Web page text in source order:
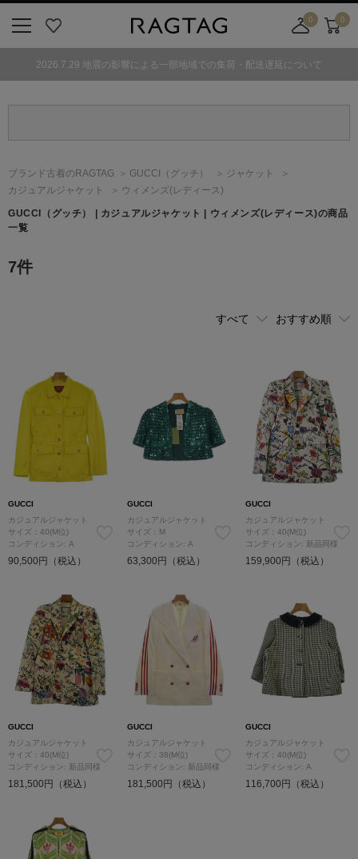
気
0
舗
カ
0
2026.7.29 地震の影響による一部地域での集荷・配送遅延について
ブランド古着のRAGTAG GUCCI （グッチ）
ジャケット
カジュアルジャケット
ウィメンズ(レディース)
GUCCI （グッチ）
| カジュアルジャケット | ウィメンズ(レディース)の商品
一覧
7件
GUCCI
カジュアルジャケット
サイズ：40(M位)
コンディション: A
90,500円（税込）
GUCCI
カジュアルジャケット
サイズ：M
コンディション: A
63,300円（税込）
GUCCI
カジュアルジャケット
サイズ：40(M位)
コンディション: 新品同様
159,900円（税込）
GUCCI
カジュアルジャケット
サイズ：40(M位)
コンディション: 新品同様
181,500円（税込）
GUCCI
カジュアルジャケット
サイズ：38(M位)
コンディション: 新品同様
181,500円（税込）
GUCCI
カジュアルジャケット
サイズ：40(M位)
コンディション: A
116,700円（税込）